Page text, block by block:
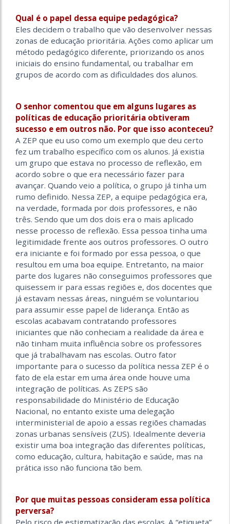
Qual é o papel dessa equipe pedagógica?
Eles decidem o trabalho que vão desenvolver nessas
zonas de educação prioritária. Ações como aplicar um
método pedagógico diferente, priorizando os anos
iniciais do ensino fundamental, ou trabalhar em
grupos de acordo com as dificuldades dos alunos.
O senhor comentou que em alguns lugares as
políticas de educação prioritária obtiveram
sucesso e em outros não. Por que isso aconteceu?
A ZEP que eu uso como um exemplo que deu certo
fez um trabalho específico com os alunos. Já existia
um grupo que estava no processo de reflexão, em
acordo sobre o que era necessário fazer para
avançar. Quando veio a política, o grupo já tinha um
rumo definido. Nessa ZEP, a equipe pedagógica era,
na verdade, formada por dois professores, e não
três. Sendo que um dos dois era o mais aplicado
nesse processo de reflexão. Essa pessoa tinha uma
legitimidade frente aos outros professores. O outro
era iniciante e foi formado por essa pessoa, o que
resultou em uma boa equipe. Entretanto, na maior
parte dos lugares não conseguimos professores que
quisessem ir para essas regiões e, dos docentes que
já estavam nessas áreas, ninguém se voluntariou
para assumir esse papel de liderança. Então as
escolas acabavam contratando professores
iniciantes que não conheciam a realidade da área e
não tinham muita influência sobre os professores
que já trabalhavam nas escolas. Outro fator
importante para o sucesso da política nessa ZEP é o
fato de ela estar em uma área onde houve uma
integração de políticas. As ZEPS são
responsabilidade do Ministério de Educação
Nacional, no entanto existe uma delegação
interministerial de apoio a essas regiões chamadas
zonas urbanas sensíveis (ZUS). Idealmente deveria
existir uma boa integração das diferentes políticas,
como educação, cultura, habitação e saúde, mas na
prática isso não funciona tão bem.
Por que muitas pessoas consideram essa política
perversa?